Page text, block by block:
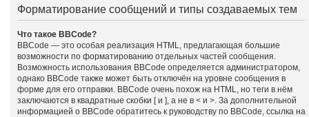
Форматирование сообщений и типы создаваемых тем
Что такое BBCode?
BBCode — это особая реализация HTML, предлагающая большие
возможности по форматированию отдельных частей сообщения.
Возможность использования BBCode определяется администратором,
однако BBCode также может быть отключён на уровне сообщения в
форме для его отправки. BBCode очень похож на HTML, но теги в нём
заключаются в квадратные скобки [ и ], а не в < и >. За дополнительной
информацией о BBCode обратитесь к руководству по BBCode, ссылка на